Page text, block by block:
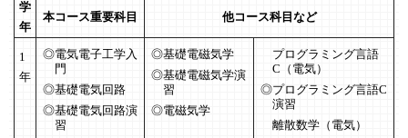
学
年
本コース重要科目 他コース科目など
1
年
電気電子工学入
門
基礎電気回路
基礎電気回路演
習
基礎電磁気学
基礎電磁気学演
習
電磁気学
プログラミング言語
C（電気）
プログラミング言語C
演習
離散数学（電気）